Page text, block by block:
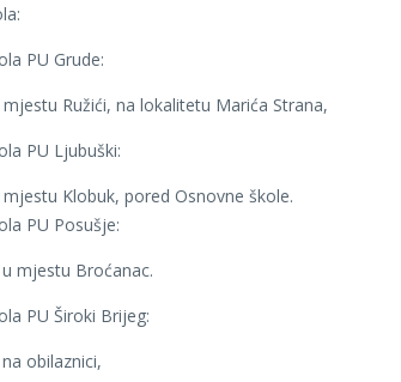
PU Grude:
Ružići, na lokalitetu Marića Strana,
PU Ljubuški:
Klobuk, pored Osnovne škole.
PU Posušje:
mjestu Broćanac.
PU Široki Brijeg:
obilaznici,